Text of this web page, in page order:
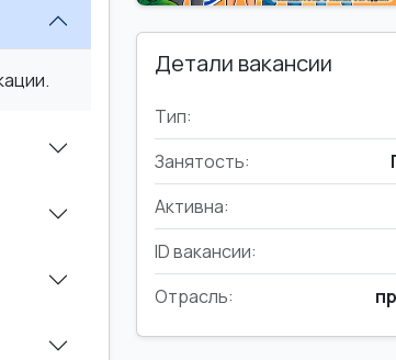
Детали вакансии
Тип:
Занятость:
Активна:
ID вакансии:
Отрасль: